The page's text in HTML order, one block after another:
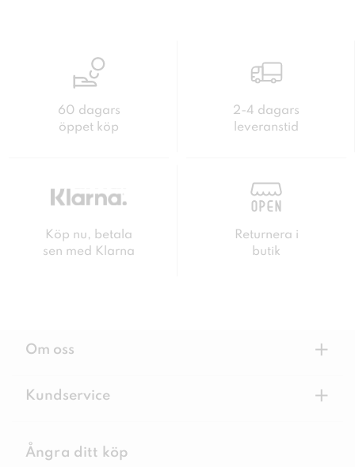
60 dagars
öppet köp
2-4 dagars
leveranstid
Köp nu, betala
sen med Klarna
Returnera i
butik
Om oss +
Kundservice +
Ångra ditt köp